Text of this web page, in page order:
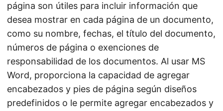
página son útiles para incluir información que
desea mostrar en cada página de un documento,
como su nombre, fechas, el título del documento,
números de página o exenciones de
responsabilidad de los documentos. Al usar MS
Word, proporciona la capacidad de agregar
encabezados y pies de página según diseños
predefinidos o le permite agregar encabezados y